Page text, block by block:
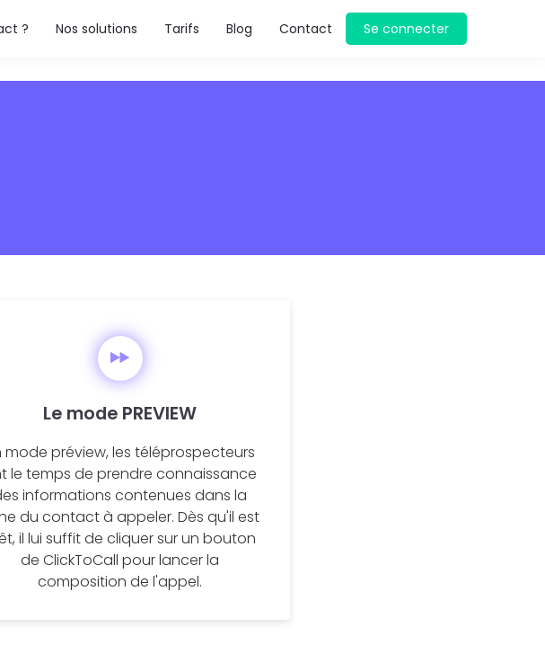
? Nos solutions Tarifs Blog Contact Se connecter
Le mode PREVIEW
mode préview, les téléprospecteurs
le temps de prendre connaissance
informations contenues dans la
du contact à appeler. Dès qu'il est
il lui suffit de cliquer sur un bouton
de ClickToCall pour lancer la
composition de l'appel.